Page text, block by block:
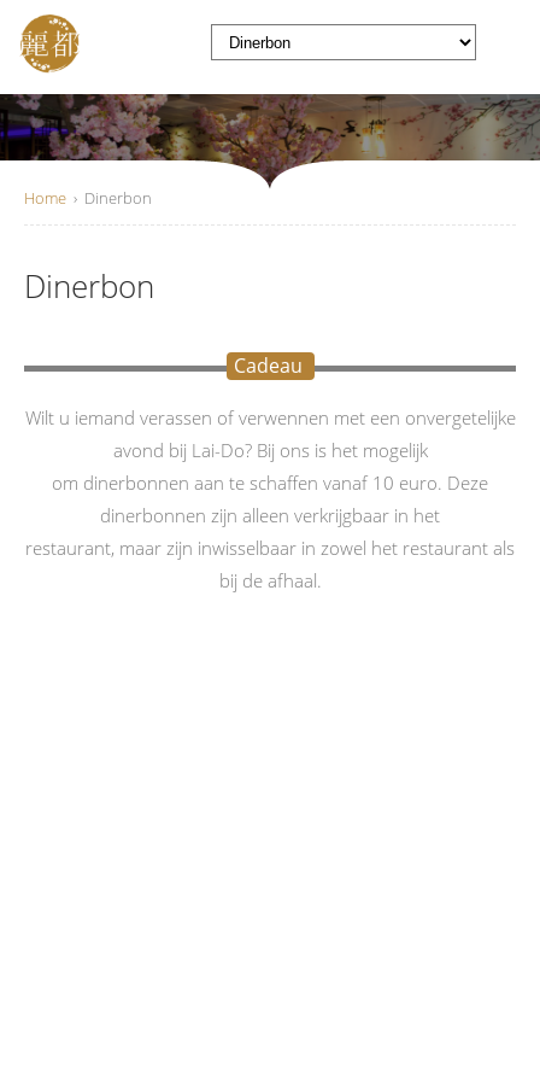
Home › Dinerbon
Dinerbon
Cadeau
Wilt u iemand verassen of verwennen met een onvergetelijke
avond bij Lai-Do? Bij ons is het mogelijk
om dinerbonnen aan te schaffen vanaf 10 euro. Deze
dinerbonnen zijn alleen verkrijgbaar in het
restaurant, maar zijn inwisselbaar in zowel het restaurant als
bij de afhaal.